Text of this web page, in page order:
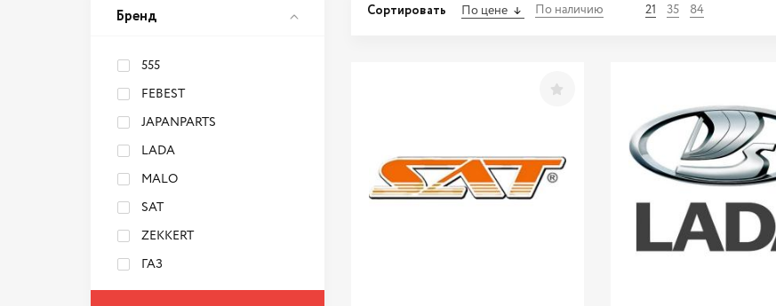
Бренд
555
FEBEST
JAPANPARTS
LADA
MALO
SAT
ZEKKERT
ГАЗ
Сортировать По цене По наличию 21 35 84